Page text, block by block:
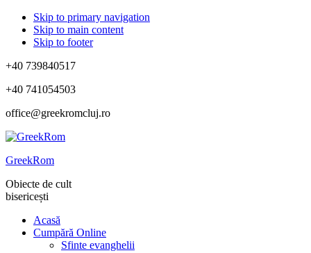
Skip to primary navigation
Skip to main content
Skip to footer
+40 739840517
+40 741054503
office@greekromcluj.ro
GreekRom
Obiecte de cult
bisericești
Acasă
Cumpără Online
Sfinte evanghelii